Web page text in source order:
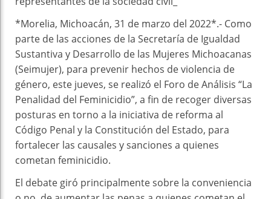
*Morelia, Michoacán, 31 de marzo del 2022*.- Como
parte de las acciones de la Secretaría de Igualdad
Sustantiva y Desarrollo de las Mujeres Michoacanas
(Seimujer), para prevenir hechos de violencia de
género, este jueves, se realizó el Foro de Análisis “La
Penalidad del Feminicidio”, a fin de recoger diversas
posturas en torno a la iniciativa de reforma al
Código Penal y la Constitución del Estado, para
fortalecer las causales y sanciones a quienes
cometan feminicidio.
El debate giró principalmente sobre la conveniencia